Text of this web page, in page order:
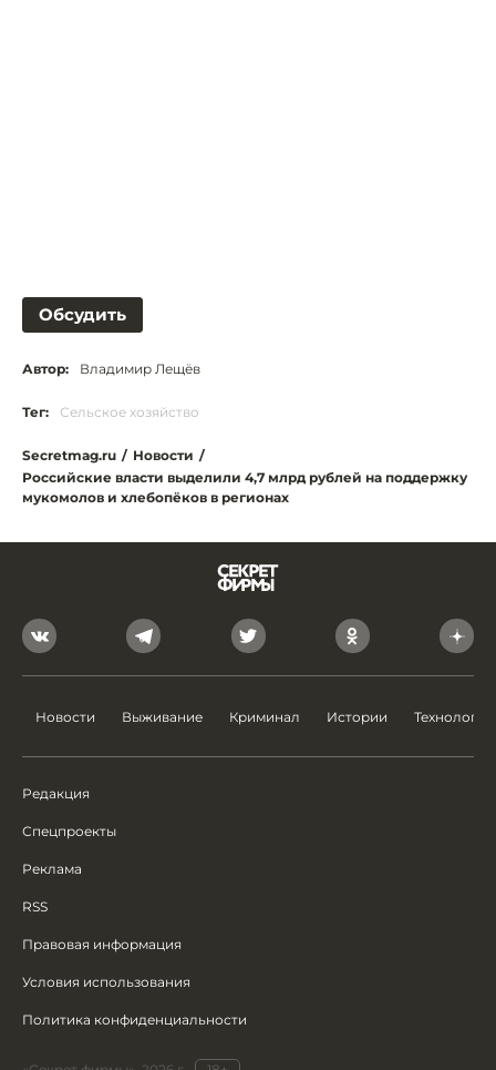
Обсудить
Автор: Владимир Лещёв
Тег: Сельское хозяйство
Secretmag.ru / Новости /
Российские власти выделили 4,7 млрд рублей на поддержку
мукомолов и хлебопёков в регионах
Новости Выживание Криминал Истории Технологии
Редакция
Спецпроекты
Реклама
RSS
Правовая информация
Условия использования
Политика конфиденциальности